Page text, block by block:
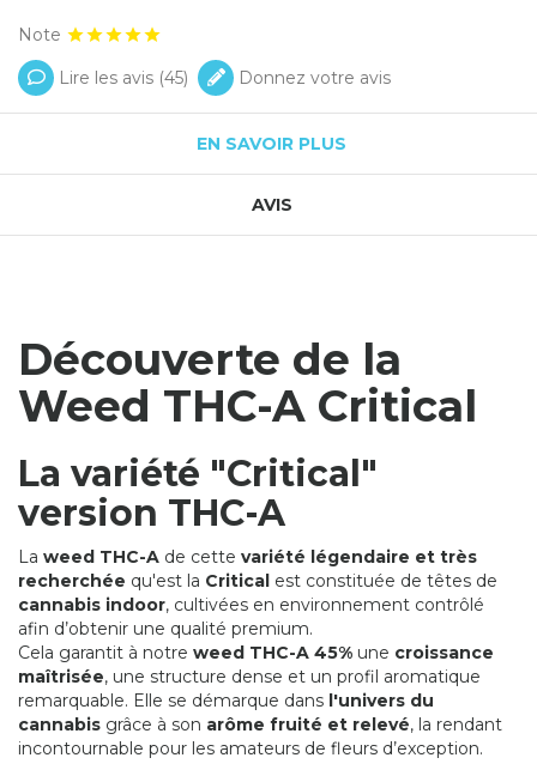
Note
Lire les avis (45) Donnez votre avis
EN SAVOIR PLUS
AVIS
Découverte de la
Weed THC-A Critical
La variété "Critical"
version THC-A
La weed THC-A de cette variété légendaire et très
recherchée qu'est la Critical est constituée de têtes de
cannabis indoor, cultivées en environnement contrôlé
afin d’obtenir une qualité premium.
Cela garantit à notre weed THC-A 45% une croissance
maîtrisée, une structure dense et un profil aromatique
remarquable. Elle se démarque dans l'univers du
cannabis grâce à son arôme fruité et relevé, la rendant
incontournable pour les amateurs de fleurs d’exception.